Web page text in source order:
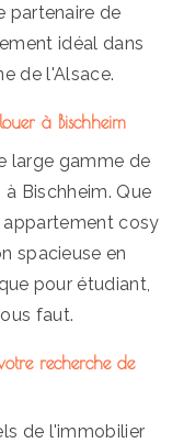
partenaire de
idéal dans
de l'Alsace.
à Bischheim
large gamme de
Bischheim. Que
appartement cosy
spacieuse en
pour étudiant,
faut.
recherche de
de l'immobilier